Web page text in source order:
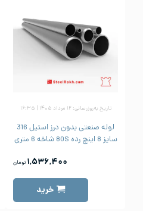
تاریخ به‌روزرسانی: ۱۲ مرداد ۱۴۰۵ | ۱۶:۳۵
لوله صنعتی بدون درز استیل 316
سایز 8 اینچ رده 80S شاخه 6 متری
۱,۵۳۶,۴۰۰ تومان
خرید